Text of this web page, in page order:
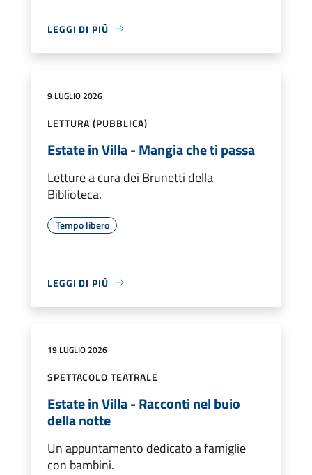
LEGGI DI PIÙ
9 LUGLIO 2026
LETTURA (PUBBLICA)
Estate in Villa - Mangia che ti passa
Letture a cura dei Brunetti della
Biblioteca.
Tempo libero
LEGGI DI PIÙ
19 LUGLIO 2026
SPETTACOLO TEATRALE
Estate in Villa - Racconti nel buio
della notte
Un appuntamento dedicato a famiglie
con bambini.